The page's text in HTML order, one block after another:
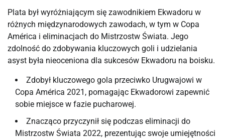
Plata był wyróżniającym się zawodnikiem Ekwadoru w
różnych międzynarodowych zawodach, w tym w Copa
América i eliminacjach do Mistrzostw Świata. Jego
zdolność do zdobywania kluczowych goli i udzielania
asyst była nieoceniona dla sukcesów Ekwadoru na boisku.
Zdobył kluczowego gola przeciwko Urugwajowi w
Copa América 2021, pomagając Ekwadorowi zapewnić
sobie miejsce w fazie pucharowej.
Znacząco przyczynił się podczas eliminacji do
Mistrzostw Świata 2022, prezentując swoje umiejętności